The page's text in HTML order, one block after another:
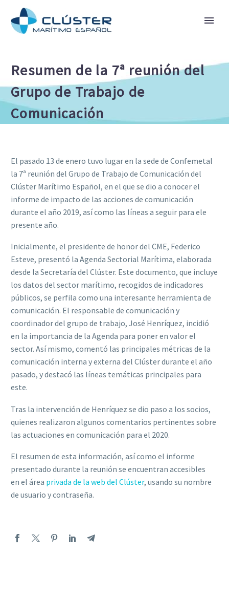
Resumen de la 7ª reunión del
Grupo de Trabajo de
Comunicación
El pasado 13 de enero tuvo lugar en la sede de Confemetal
la 7ª reunión del Grupo de Trabajo de Comunicación del
Clúster Marítimo Español, en el que se dio a conocer el
informe de impacto de las acciones de comunicación
durante el año 2019, así como las líneas a seguir para ele
presente año.
Inicialmente, el presidente de honor del CME, Federico
Esteve, presentó la Agenda Sectorial Marítima, elaborada
desde la Secretaría del Clúster. Este documento, que incluye
los datos del sector marítimo, recogidos de indicadores
públicos, se perfila como una interesante herramienta de
comunicación. El responsable de comunicación y
coordinador del grupo de trabajo, José Henríquez, incidió
en la importancia de la Agenda para poner en valor el
sector. Así mismo, comentó las principales métricas de la
comunicación interna y externa del Clúster durante el año
pasado, y destacó las líneas temáticas principales para
este.
Tras la intervención de Henríquez se dio paso a los socios,
quienes realizaron algunos comentarios pertinentes sobre
las actuaciones en comunicación para el 2020.
El resumen de esta información, así como el informe
presentado durante la reunión se encuentran accesibles
en el área privada de la web del Clúster, usando su nombre
de usuario y contraseña.